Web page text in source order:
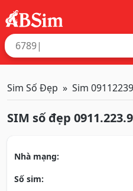
Sim Số Đẹp Sim
SIM số đẹp
Nhà mạng:
Số sim: